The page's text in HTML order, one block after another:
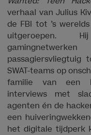
verhaal van Julius
de FBI tot ’s
uitgeroepen.
SWAT-teams op
familie van een
interviews met
agenten én de
een
het digitale tijdperk